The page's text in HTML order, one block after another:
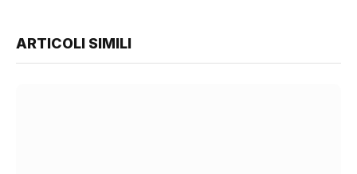
ARTICOLI SIMILI